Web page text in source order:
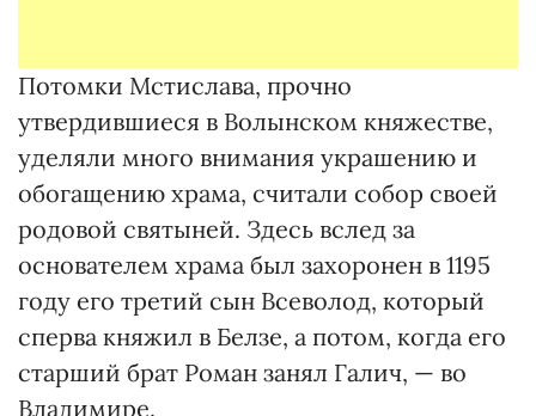
Потомки Мстислава, прочно
утвердившиеся в Волынском княжестве,
уделяли много внимания украшению и
обогащению храма, считали собор своей
родовой святыней. Здесь вслед за
основателем храма был захоронен в 1195
году его третий сын Всеволод, который
сперва княжил в Белзе, а потом, когда его
старший брат Роман занял Галич, — во
Владимире.